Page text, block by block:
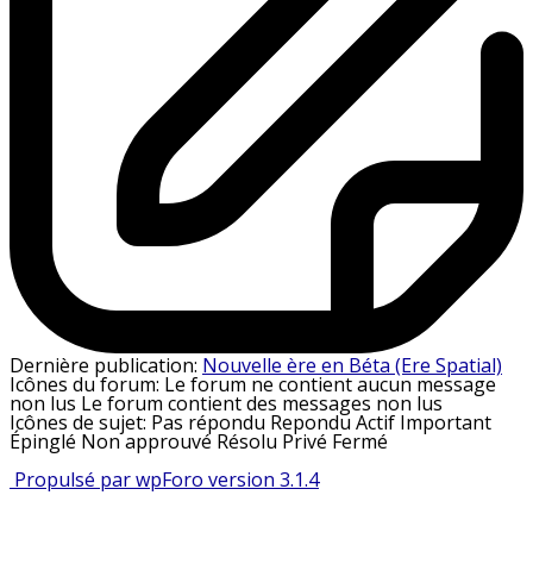
Dernière publication: Nouvelle ère en Béta (Ere Spatial)
Icônes du forum: Le forum ne contient aucun message
non lus Le forum contient des messages non lus
Icônes de sujet: Pas répondu Repondu Actif Important
Épinglé Non approuvé Résolu Privé Fermé
Propulsé par wpForo version 3.1.4